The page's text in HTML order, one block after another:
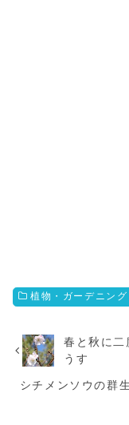
植物・ガーデニング
春と秋に
うす
シチメンソウの群